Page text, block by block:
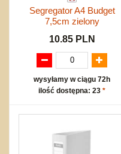
Segregator A4 Budget
7,5cm zielony
10.85 PLN
wysyłamy w ciągu 72h
ilość dostępna: 23 *